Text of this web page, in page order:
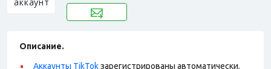
Описание.
Аккаунты TikTokзарегистрированы автоматически.